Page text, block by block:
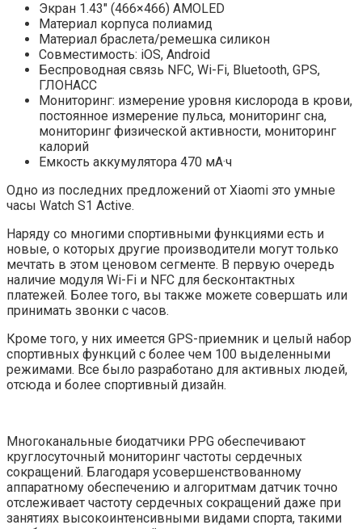
Экран 1.43″ (466×466) AMOLED
Материал корпуса полиамид
Материал браслета/ремешка силикон
Совместимость: iOS, Android
Беспроводная связь NFC, Wi-Fi, Bluetooth, GPS,
ГЛОНАСC
Мониторинг: измерение уровня кислорода в крови,
постоянное измерение пульса, мониторинг сна,
мониторинг физической активности, мониторинг
калорий
Емкость аккумулятора 470 мА·ч
Одно из последних предложений от Xiaomi это умные
часы Watch S1 Active.
Наряду со многими спортивными функциями есть и
новые, о которых другие производители могут только
мечтать в этом ценовом сегменте. В первую очередь
наличие модуля Wi-Fi и NFC для бесконтактных
платежей. Более того, вы также можете совершать или
принимать звонки с часов.
Кроме того, у них имеется GPS-приемник и целый набор
спортивных функций с более чем 100 выделенными
режимами. Все было разработано для активных людей,
отсюда и более спортивный дизайн.
Многоканальные биодатчики PPG обеспечивают
круглосуточный мониторинг частоты сердечных
сокращений. Благодаря усовершенствованному
аппаратному обеспечению и алгоритмам датчик точно
отслеживает частоту сердечных сокращений даже при
занятиях высокоинтенсивными видами спорта, такими